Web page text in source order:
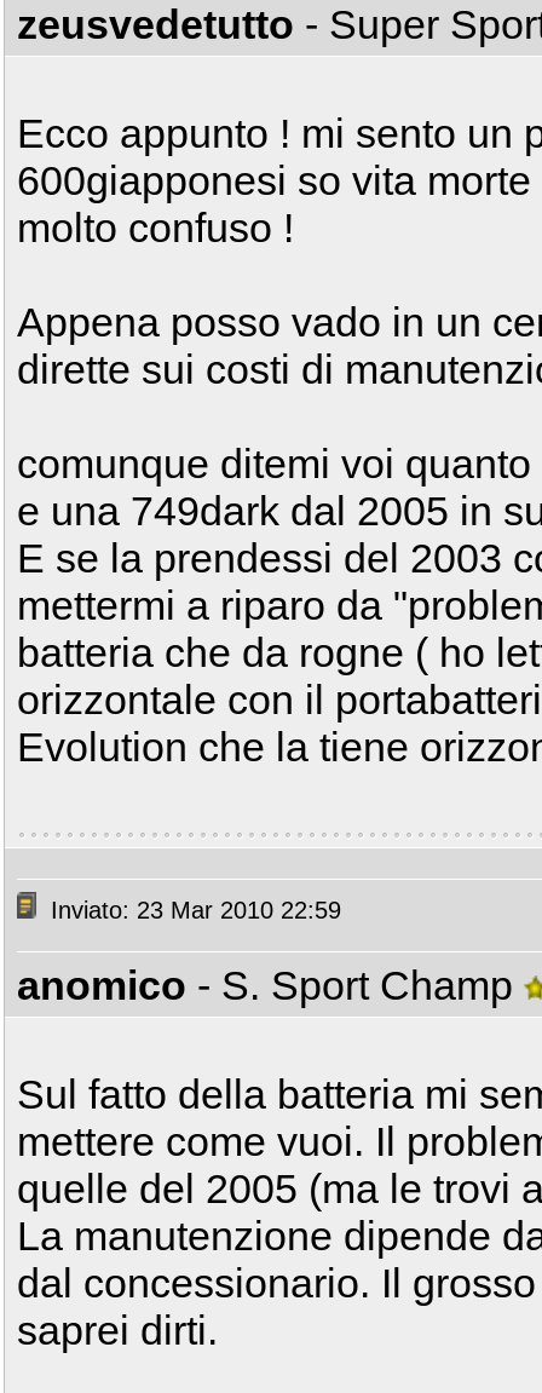
zeusvedetutto - Super
Ecco appunto ! mi sento un
600giapponesi so vita
molto confuso !
Appena posso vado in un
dirette sui costi di
comunque ditemi voi
e una 749dark dal 2005 in
E se la prendessi del 2003
mettermi a riparo da
batteria che da rogne ( ho
orizzontale con il
Evolution che la tiene
Inviato: 23 Mar 2010 22:59
anomico - S. Sport Champ
Sul fatto della batteria mi
mettere come vuoi. Il
quelle del 2005 (ma le trovi
La manutenzione dipende
dal concessionario. Il
saprei dirti.